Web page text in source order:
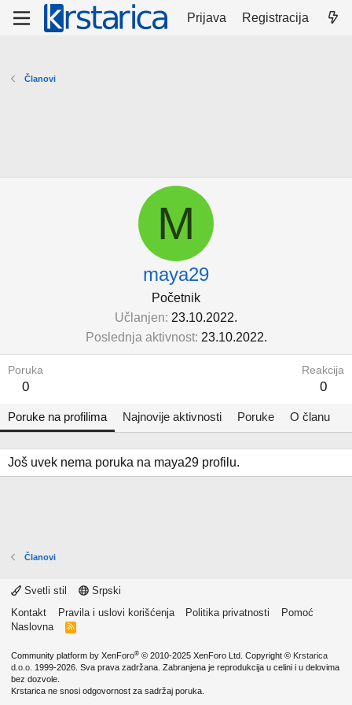
Prijava Registracija
Članovi
M
maya29
Početnik
Učlanjen 23.10.2022.
Poslednja aktivnost 23.10.2022.
Poruka
0
Reakcija
0
Poruke na profilima Najnovije aktivnosti Poruke O članu
Još uvek nema poruka na maya29 profilu.
Članovi
Svetli stil
Srpski
Kontakt
Pravila i uslovi korišćenja Politika privatnosti
Pomoć
Naslovna
R
Community platform by XenForo® © 2010-2025 XenForo Ltd. Copyright © Krstarica
d.o.o. 1999-2026. Sva prava zadržana. Zabranjena je reprodukcija u celini i u delovima
bez dozvole.
Krstarica ne snosi odgovornost za sadržaj poruka.